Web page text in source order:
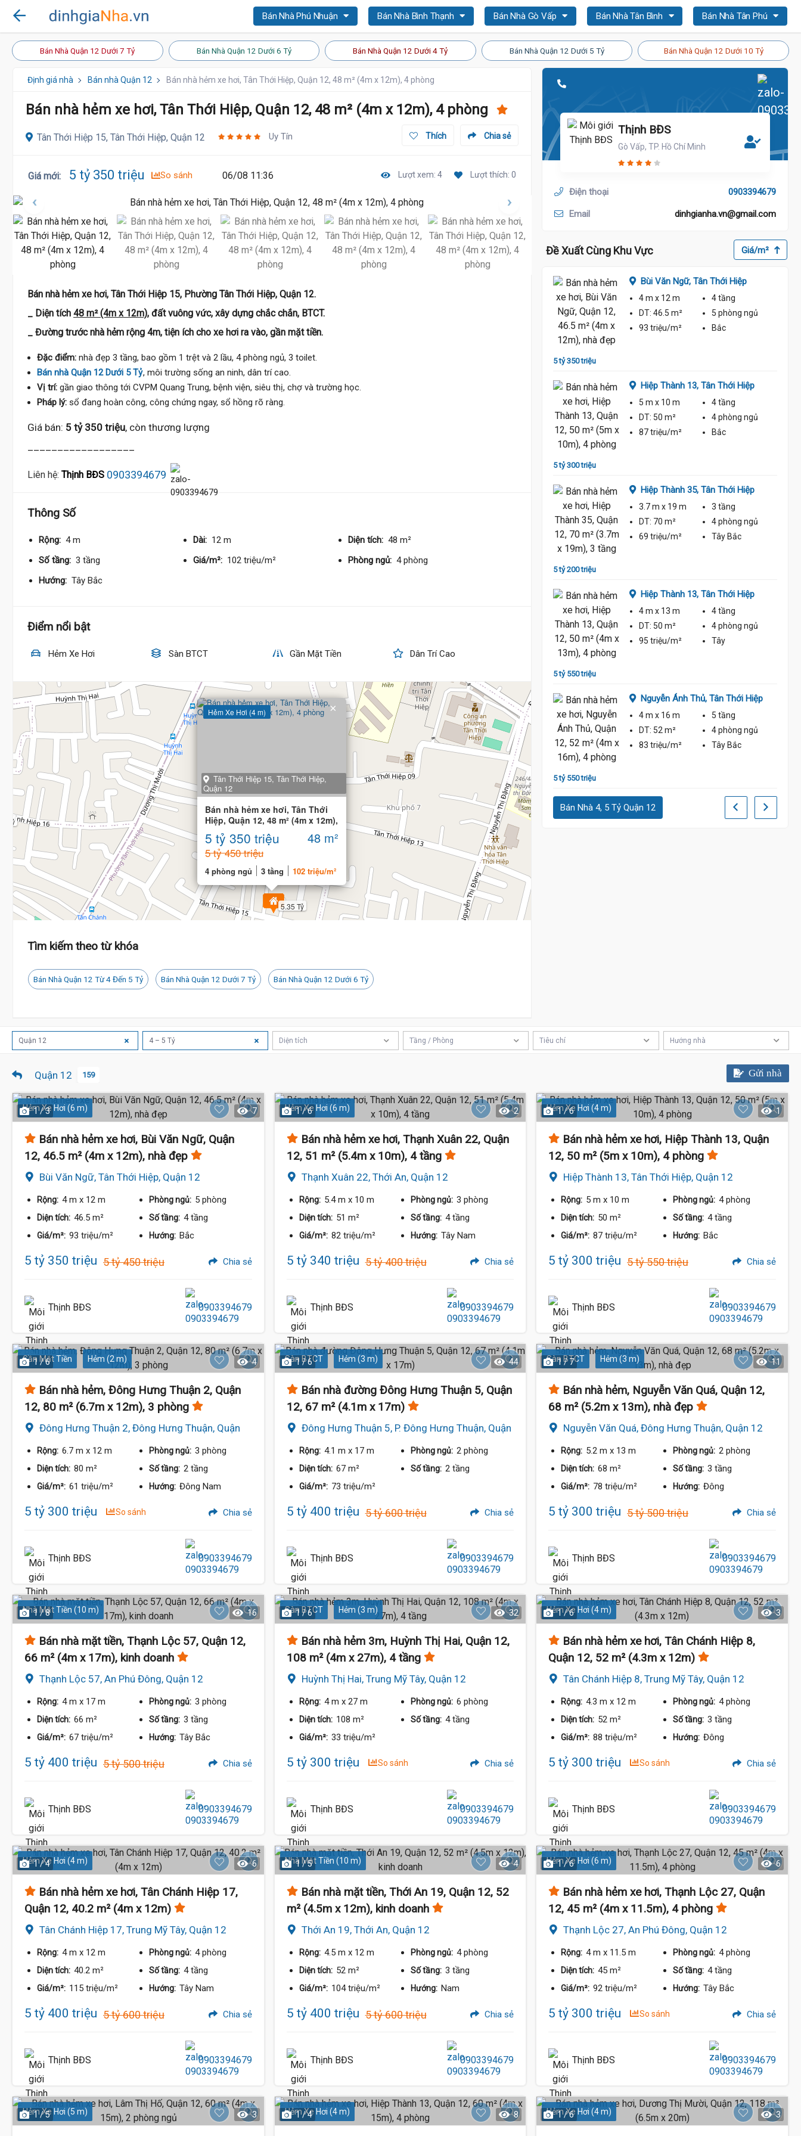
Bán Nhà Phú Nhuận Bán Nhà Bình Thạnh Bán Nhà Gò Vấp Bán Nhà Tân Bình Bán Nhà Tân Phú
Bán Nhà Quận 12 Dưới 7 Tỷ Bán Nhà Quận 12 Dưới 6 Tỷ Bán Nhà Quận 12 Dưới 4 Tỷ Bán Nhà Quận 12 Dưới 5 Tỷ Bán Nhà Quận 12 Dưới 10 Tỷ
Định giá nhà Bán nhà Quận 12 Bán nhà hẻm xe hơi, Tân Thới Hiệp, Quận 12, 48 m² (4m x 12m), 4 phòng
Bán nhà hẻm xe hơi, Tân Thới Hiệp, Quận 12, 48 m² (4m x 12m), 4 phòng
Tân Thới Hiệp 15, Tân Thới Hiệp, Quận 12 Uy Tín Chia sẻ
Thích
Giá mới: 5 tỷ 350 triệu So sánh 06/08 11:36 Lượt xem: 4 Lượt thích: 0
Bán nhà hẻm xe hơi, Tân Thới Hiệp 15, Phường Tân Thới Hiệp, Quận 12.
_ Diện tích 48 m² (4m x 12m), đất vuông vức, xây dựng chắc chắn, BTCT.
_ Đường trước nhà hẻm rộng 4m, tiện ích cho xe hơi ra vào, gần mặt tiền.
Đặc điểm: nhà đẹp 3 tầng, bao gồm 1 trệt và 2 lầu, 4 phòng ngủ, 3 toilet.
Bán nhà Quận 12 Dưới 5 Tỷ, môi trường sống an ninh, dân trí cao.
Vị trí: gần giao thông tới CVPM Quang Trung, bệnh viện, siêu thị, chợ và trường học.
Pháp lý: sổ đang hoàn công, công chứng ngay, sổ hồng rõ ràng.
Giá bán: 5 tỷ 350 triệu, còn thương lượng
Liên hệ: Thịnh BĐS 0903394679
Thông Số
Rộng: 4 m Dài: 12 m Diện tích: 48 m²
Số tầng: 3 tầng Giá/m²: 102 triệu/m² Phòng ngủ: 4 phòng
Hướng: Tây Bắc
Điểm nổi bật
Hẻm Xe Hơi Sàn BTCT Gần Mặt Tiền Dân Trí Cao
5.35 Tỷ
Tỷ
Hẻm Xe Hơi (4 m)
Tân Thới Hiệp 15, Tân Thới Hiệp,
Quận 12
Bán nhà hẻm xe hơi, Tân Thới
Hiệp, Quận 12, 48 m² (4m x 12m),
4 phòng
5 tỷ 350 triệu 48 m²
5 tỷ 450 triệu
4 phòng ngủ 3 tầng 102 triệu/m²
×
Tìm kiếm theo từ khóa
Bán Nhà Quận 12 Từ 4 Đến 5 Tỷ Bán Nhà Quận 12 Dưới 7 Tỷ Bán Nhà Quận 12 Dưới 6 Tỷ
Thịnh BĐS
Gò Vấp, TP. Hồ Chí Minh
Điện thoại 0903394679
Email dinhgianha.vn@gmail.com
Đề Xuất Cùng Khu Vực Giá/m²
6 tỷ 560 triệu
Lê Văn Khương,Tân Thới Hiệp
5 m x 19 m
2 tầng
DT:92 m² 4 phòng ngủ
71 triệu/m²
5 tỷ 350 triệu
Bùi Văn Ngữ, Tân Thới Hiệp
4 m x 12 m
4 tầng
DT: 46.5 m² 5 phòng ngủ
93 triệu/m²
Bắc
5 tỷ 300 triệu
Hiệp Thành 13, Tân Thới Hiệp
5 m x 10 m
4 tầng
DT: 50 m² 4 phòng ngủ
87 triệu/m²
Bắc
5 tỷ 200 triệu
Hiệp Thành 35, Tân Thới Hiệp
3.7 m x 19 m
3 tầng
DT: 70 m² 4 phòng ngủ
69 triệu/m²
Tây Bắc
5 tỷ 550 triệu
Hiệp Thành 13, Tân Thới Hiệp
4 m x 13 m
4 tầng
DT: 50 m² 4 phòng ngủ
95 triệu/m²
Tây
5 tỷ 550 triệu
Nguyễn Ánh Thủ, Tân Thới Hiệp
4 m x 16 m
5 tầng
DT: 52 m² 4 phòng ngủ
83 triệu/m²
Tây Bắc
Bán Nhà 4, 5 Tỷ Quận 12
Quận 12 4 – 5 Tỷ Diện tích Tầng / Phòng Tiêu chí Hướng nhà
Gửi nhà
Quận 12 159
Hẻm Xe Hơi (6 m)
1 / 3 7
Bán nhà hẻm xe hơi, Bùi Văn Ngữ, Quận
12, 46.5 m² (4m x 12m), nhà đẹp
Bùi Văn Ngữ, Tân Thới Hiệp, Quận 12
Rộng: 4 m x 12 m Phòng ngủ: 5 phòng
Diện tích: 46.5 m² Số tầng: 4 tầng
Giá/m²: 93 triệu/m² Hướng: Bắc
5 tỷ 350 triệu 5 tỷ 450 triệu Chia sẻ
Thịnh BĐS 0903394679
Hẻm Xe Hơi (6 m)
1 / 6 2
Bán nhà hẻm xe hơi, Thạnh Xuân 22, Quận
12, 51 m² (5.4m x 10m), 4 tầng
Thạnh Xuân 22, Thới An, Quận 12
Rộng: 5.4 m x 10 m Phòng ngủ: 3 phòng
Diện tích: 51 m² Số tầng: 4 tầng
Giá/m²: 82 triệu/m² Hướng: Tây Nam
5 tỷ 340 triệu 5 tỷ 400 triệu Chia sẻ
Thịnh BĐS 0903394679
Hẻm Xe Hơi (4 m)
1 / 6 1
Bán nhà hẻm xe hơi, Hiệp Thành 13, Quận
12, 50 m² (5m x 10m), 4 phòng
Hiệp Thành 13, Tân Thới Hiệp, Quận 12
Rộng: 5 m x 10 m Phòng ngủ: 4 phòng
Diện tích: 50 m² Số tầng: 4 tầng
Giá/m²: 87 triệu/m² Hướng: Bắc
5 tỷ 300 triệu 5 tỷ 550 triệu Chia sẻ
Thịnh BĐS 0903394679
Gần Mặt Tiền Hẻm (2 m)
1 / 6 4
Bán nhà hẻm, Đông Hưng Thuận 2, Quận
12, 80 m² (6.7m x 12m), 3 phòng
Đông Hưng Thuận 2, Đông Hưng Thuận, Quận
Rộng: 6.7 m x 12 m Phòng ngủ: 3 phòng
Diện tích: 80 m² Số tầng: 2 tầng
Giá/m²: 61 triệu/m² Hướng: Đông Nam
5 tỷ 300 triệu So sánh Chia sẻ
Thịnh BĐS 0903394679
Sàn BTCT Hẻm (3 m)
1 / 6 44
Bán nhà đường Đông Hưng Thuận 5, Quận
12, 67 m² (4.1m x 17m)
Đông Hưng Thuận 5, P. Đông Hưng Thuận, Quận
Rộng: 4.1 m x 17 m Phòng ngủ: 2 phòng
Diện tích: 67 m² Số tầng: 2 tầng
Giá/m²: 73 triệu/m²
5 tỷ 400 triệu 5 tỷ 600 triệu Chia sẻ
Thịnh BĐS 0903394679
Sàn BTCT Hẻm (3 m)
1 / 7 11
Bán nhà hẻm, Nguyễn Văn Quá, Quận 12,
68 m² (5.2m x 13m), nhà đẹp
Nguyễn Văn Quá, Đông Hưng Thuận, Quận 12
Rộng: 5.2 m x 13 m Phòng ngủ: 2 phòng
Diện tích: 68 m² Số tầng: 3 tầng
Giá/m²: 78 triệu/m² Hướng: Đông
5 tỷ 300 triệu 5 tỷ 500 triệu Chia sẻ
Thịnh BĐS 0903394679
Nhà Mặt Tiền (10 m)
1 / 8 16
Bán nhà mặt tiền, Thạnh Lộc 57, Quận 12,
66 m² (4m x 17m), kinh doanh
Thạnh Lộc 57, An Phú Đông, Quận 12
Rộng: 4 m x 17 m Phòng ngủ: 3 phòng
Diện tích: 66 m² Số tầng: 3 tầng
Giá/m²: 67 triệu/m² Hướng: Tây Bắc
5 tỷ 400 triệu 5 tỷ 500 triệu Chia sẻ
Thịnh BĐS 0903394679
Sàn BTCT Hẻm (3 m)
1 / 6 32
Bán nhà hẻm 3m, Huỳnh Thị Hai, Quận 12,
108 m² (4m x 27m), 4 tầng
Huỳnh Thị Hai, Trung Mỹ Tây, Quận 12
Rộng: 4 m x 27 m Phòng ngủ: 6 phòng
Diện tích: 108 m² Số tầng: 4 tầng
Giá/m²: 33 triệu/m²
5 tỷ 300 triệu So sánh Chia sẻ
Thịnh BĐS 0903394679
Hẻm Xe Hơi (4 m)
1 / 6 3
Bán nhà hẻm xe hơi, Tân Chánh Hiệp 8,
Quận 12, 52 m² (4.3m x 12m)
Tân Chánh Hiệp 8, Trung Mỹ Tây, Quận 12
Rộng: 4.3 m x 12 m Phòng ngủ: 4 phòng
Diện tích: 52 m² Số tầng: 3 tầng
Giá/m²: 88 triệu/m² Hướng: Đông
5 tỷ 300 triệu So sánh Chia sẻ
Thịnh BĐS 0903394679
Hẻm Xe Hơi (4 m)
1 / 4 6
Bán nhà hẻm xe hơi, Tân Chánh Hiệp 17,
Quận 12, 40.2 m² (4m x 12m)
Tân Chánh Hiệp 17, Trung Mỹ Tây, Quận 12
Rộng: 4 m x 12 m Phòng ngủ: 4 phòng
Diện tích: 40.2 m² Số tầng: 4 tầng
Giá/m²: 115 triệu/m² Hướng: Tây Nam
5 tỷ 400 triệu 5 tỷ 600 triệu Chia sẻ
Thịnh BĐS 0903394679
Nhà Mặt Tiền (10 m)
1 / 5 4
Bán nhà mặt tiền, Thới An 19, Quận 12, 52
m² (4.5m x 12m), kinh doanh
Thới An 19, Thới An, Quận 12
Rộng: 4.5 m x 12 m Phòng ngủ: 4 phòng
Diện tích: 52 m² Số tầng: 3 tầng
Giá/m²: 104 triệu/m² Hướng: Nam
5 tỷ 400 triệu 5 tỷ 600 triệu Chia sẻ
Thịnh BĐS 0903394679
Hẻm Xe Hơi (6 m)
1 / 6 6
Bán nhà hẻm xe hơi, Thạnh Lộc 27, Quận
12, 45 m² (4m x 11.5m), 4 phòng
Thạnh Lộc 27, An Phú Đông, Quận 12
Rộng: 4 m x 11.5 m Phòng ngủ: 4 phòng
Diện tích: 45 m² Số tầng: 4 tầng
Giá/m²: 92 triệu/m² Hướng: Tây Bắc
5 tỷ 300 triệu So sánh Chia sẻ
Thịnh BĐS 0903394679
Hẻm Xe Hơi (5 m)
1 / 5 3 Hẻm Xe Hơi (4 m)
1 / 4 8 Hẻm Xe Hơi (4 m)
1 / 6 3